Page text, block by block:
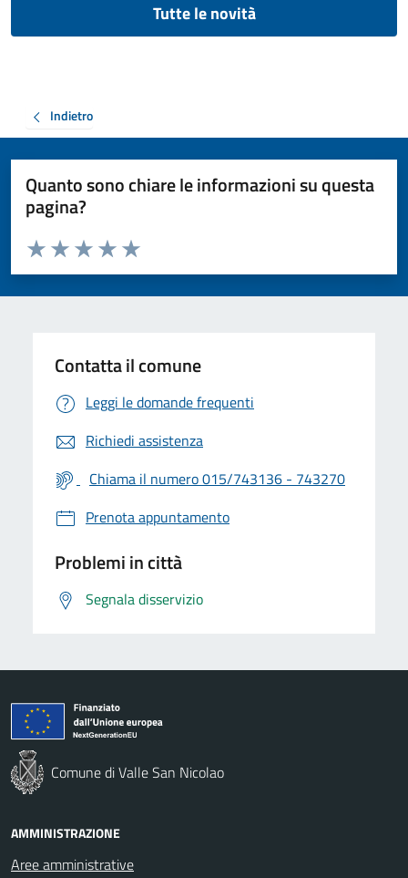
Tutte le novità
Indietro
Quanto sono chiare le informazioni su questa
pagina?
Valuta da 1 a 5 stelle la pagina
Valuta 5 stelle su 5
Valuta 4 stelle su 5
Valuta 3 stelle su 5
Valuta 2 stelle su 5
Valuta 1 stelle su 5
Contatta il comune
Leggi le domande frequenti
Richiedi assistenza
Chiama il numero 015/743136 - 743270
Prenota appuntamento
Problemi in città
Segnala disservizio
Comune di Valle San Nicolao
AMMINISTRAZIONE
Aree amministrative